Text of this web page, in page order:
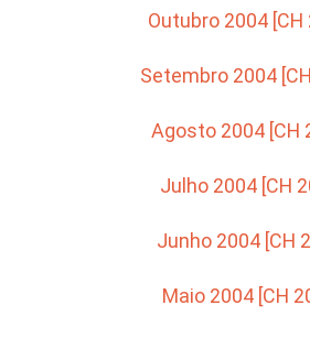
Outubro 2004 [CH
Setembro 2004
Agosto 2004 [CH
Julho 2004 [CH
Junho 2004 [CH
Maio 2004 [CH